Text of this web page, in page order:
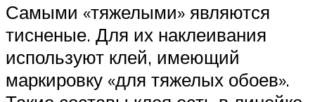
Самыми «тяжелыми» являются
тисненые. Для их наклеивания
используют клей, имеющий
маркировку «для тяжелых обоев».